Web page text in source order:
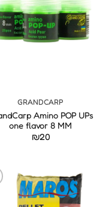
GRANDCARP
Amino POP UPs
one flavor 8 MM
₪20